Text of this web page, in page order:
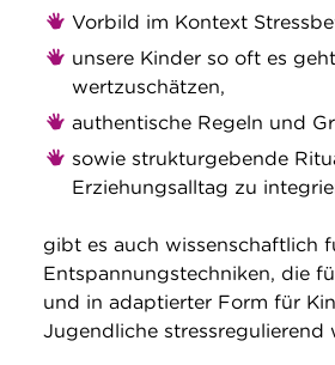
Vorbild im Kontext
unsere Kinder so oft es
wertzuschätzen,
authentische Regeln und
sowie strukturgebende
Erziehungsalltag zu
gibt es auch wissenschaftlich
Entspannungstechniken, die
und in adaptierter Form für
Jugendliche stressregulierend